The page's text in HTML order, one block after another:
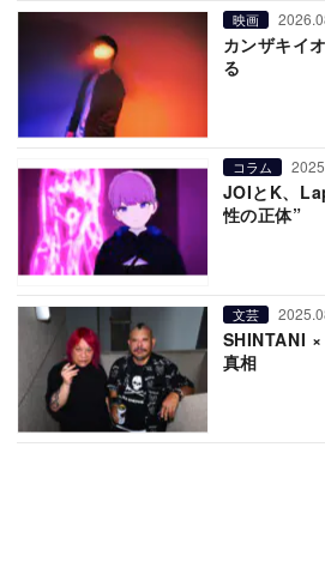
映画
カンザキイ
る
コラム
JOIとK、
性の正体”
文芸
SHINTANI
真相